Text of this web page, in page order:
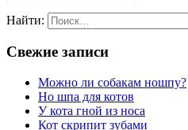
Найти:
Свежие записи
Можно ли собакам ношпу?
Но шпа для котов
У кота гной из носа
Кот скрипит зубами